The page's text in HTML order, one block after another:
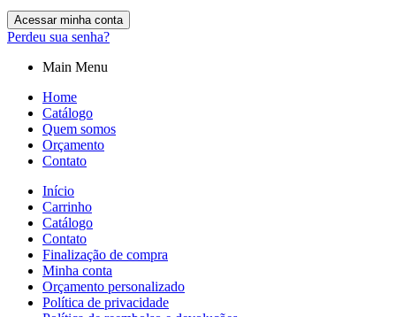
Acessar minha conta
Perdeu sua senha?
Main Menu
Home
Catálogo
Quem somos
Orçamento
Contato
Início
Carrinho
Catálogo
Contato
Finalização de compra
Minha conta
Orçamento personalizado
Política de privacidade